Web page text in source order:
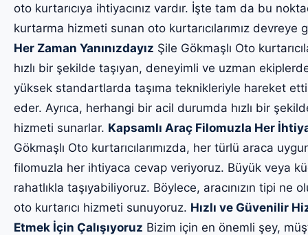
oto kurtarıcıya ihtiyacınız vardır. İşte tam da bu
kurtarma hizmeti sunan oto kurtarıcılarımız devreye
Her Zaman Yanınızdayız Şile Gökmaşlı Oto
hızlı bir şekilde taşıyan, deneyimli ve uzman
yüksek standartlarda taşıma teknikleriyle hareket
eder. Ayrıca, herhangi bir acil durumda hızlı bir
hizmeti sunarlar. Kapsamlı Araç Filomuzla Her
Gökmaşlı Oto kurtarıcılarımızda, her türlü araca
filomuzla her ihtiyaca cevap veriyoruz. Büyük veya
rahatlıkla taşıyabiliyoruz. Böylece, aracınızın tipi ne
oto kurtarıcı hizmeti sunuyoruz. Hızlı ve Güvenilir
Etmek İçin Çalışıyoruz Bizim için en önemli şey,